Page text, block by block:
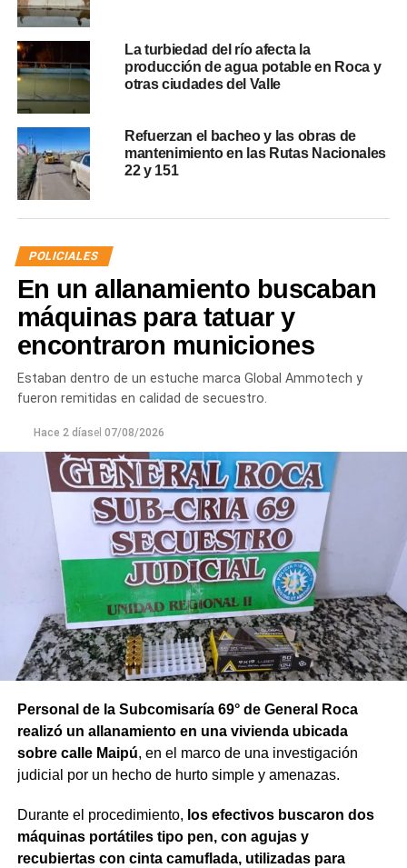
La turbiedad del río afecta la
producción de agua potable en Roca y
otras ciudades del Valle
Refuerzan el bacheo y las obras de
mantenimiento en las Rutas Nacionales
22 y 151
POLICIALES
En un allanamiento buscaban
máquinas para tatuar y
encontraron municiones
Estaban dentro de un estuche marca Global Ammotech y
fueron remitidas en calidad de secuestro.
Hace 2 díasel 07/08/2026
Personal de la Subcomisaría 69° de General Roca
realizó un allanamiento en una vivienda ubicada
sobre calle Maipú, en el marco de una investigación
judicial por un hecho de hurto simple y amenazas.
Durante el procedimiento, los efectivos buscaron dos
máquinas portátiles tipo pen, con agujas y
recubiertas con cinta camuflada, utilizadas para